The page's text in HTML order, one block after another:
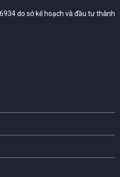
do sở kế hoạch và đầu tư thành